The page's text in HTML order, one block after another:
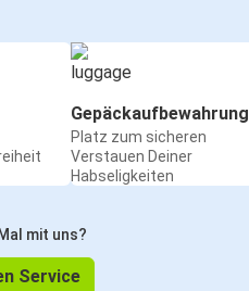
Gepäckaufbewahrung
Platz zum sicheren
Verstauen Deiner
Habseligkeiten
mit uns?
Service